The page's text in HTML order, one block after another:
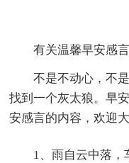
有关温馨早安感
不是不动心，不
找到一个灰太狼。早
安感言的内容，欢迎
1、雨自云中落，